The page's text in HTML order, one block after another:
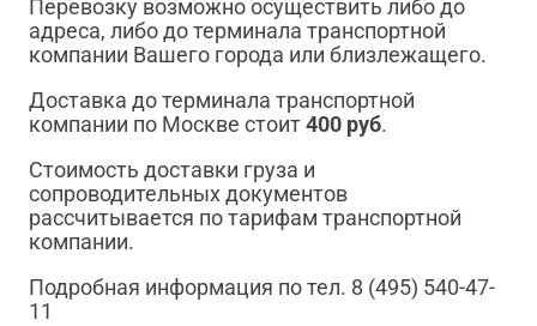
Перевозку возможно осуществить либо до
адреса, либо до терминала транспортной
компании Вашего города или близлежащего.
Доставка до терминала транспортной
компании по Москве стоит400 руб.
Стоимость доставки груза и
сопроводительных документов
рассчитывается по тарифам транспортной
компании.
Подробная информация по тел. 8 (495) 540-47-
11